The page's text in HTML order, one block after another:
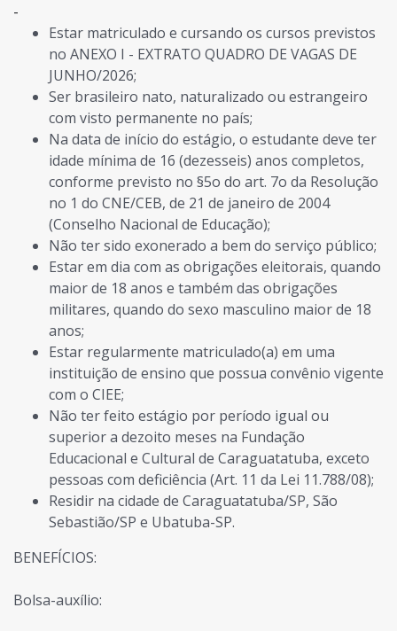
-
Estar matriculado e cursando os cursos previstos
no ANEXO I - EXTRATO QUADRO DE VAGAS DE
JUNHO/2026;
Ser brasileiro nato, naturalizado ou estrangeiro
com visto permanente no país;
Na data de início do estágio, o estudante deve ter
idade mínima de 16 (dezesseis) anos completos,
conforme previsto no §5o do art. 7o da Resolução
no 1 do CNE/CEB, de 21 de janeiro de 2004
(Conselho Nacional de Educação);
Não ter sido exonerado a bem do serviço público;
Estar em dia com as obrigações eleitorais, quando
maior de 18 anos e também das obrigações
militares, quando do sexo masculino maior de 18
anos;
Estar regularmente matriculado(a) em uma
instituição de ensino que possua convênio vigente
com o CIEE;
Não ter feito estágio por período igual ou
superior a dezoito meses na Fundação
Educacional e Cultural de Caraguatatuba, exceto
pessoas com deficiência (Art. 11 da Lei 11.788/08);
Residir na cidade de Caraguatatuba/SP, São
Sebastião/SP e Ubatuba-SP.
BENEFÍCIOS:
Bolsa-auxílio: